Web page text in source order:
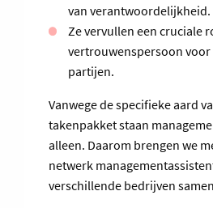
van verantwoordelijkheid.
Ze vervullen een cruciale
vertrouwenspersoon
partijen.
Vanwege de specifieke aard
takenpakket staan
alleen. Daarom brengen we
netwerk
verschillende bedrijven